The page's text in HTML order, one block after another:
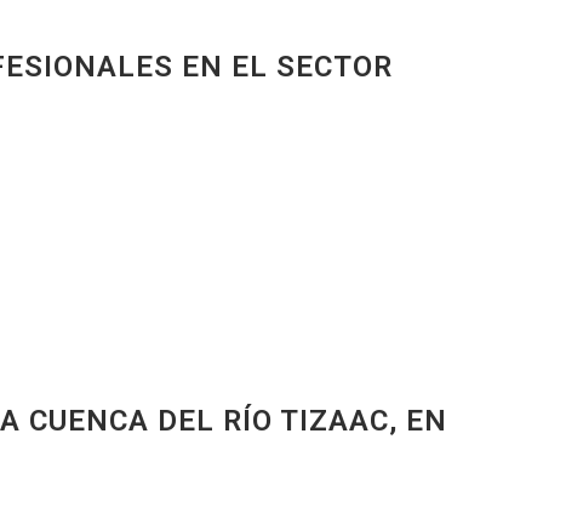
EN EL SECTOR
CUENCA DEL RÍO TIZAAC, EN